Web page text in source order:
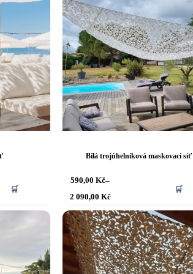
🛒
Bílá trojúhelníková maskovací síť
590,00Kč–
2 090,00 Kč
Rozpětí
cen:
590,00 Kč
až
2 090,00 Kč
🛒
Tento
více
variant.
Možnosti
lze
vybrat